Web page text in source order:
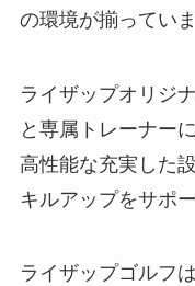
の環境が揃っていま
ライザップオリジ
と専属トレーナー
高性能な充実した
キルアップをサポ
ライザップゴルフ